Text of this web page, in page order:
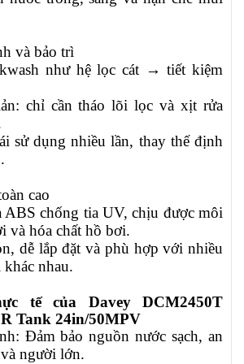
và bảo trì
như hệ lọc cát → tiết kiệm
chỉ cần tháo lõi lọc và xịt rửa
sử dụng nhiều lần, thay thế định
cao
ABS chống tia UV, chịu được môi
và hóa chất hồ bơi.
dễ lắp đặt và phù hợp với nhiều
nhau.
tế của Davey DCM2450T
Tank 24in/50MPV
Đảm bảo nguồn nước sạch, an
người lớn.